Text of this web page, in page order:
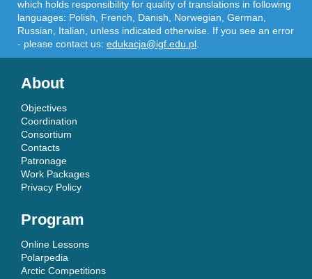
which holds responsibility for quality of translations in following
languages: Polish, French, Danish, Norwegian, German,
Russian, Italian, unless indicated otherwise. If you see an error
- please contact us: edukacja@igf.edu.pl.
About
Objectives
Coordination
Consortium
Contacts
Patronage
Work Packages
Privacy Policy
Program
Online Lessons
Polarpedia
Arctic Competitions